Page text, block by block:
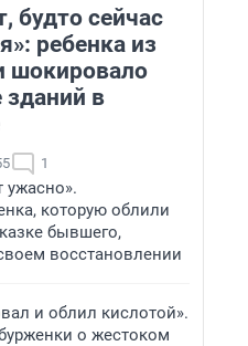
будто сейчас
ребенка из
шокировало
зданий в
1
которую облили
бывшего,
восстановлении
и облил кислотой».
о жестоком